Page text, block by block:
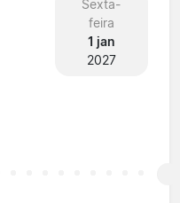
Sexta-
feira
1 jan
2027